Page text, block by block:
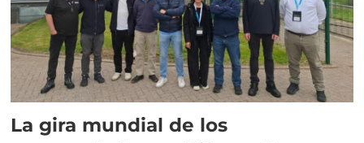
La gira mundial de los